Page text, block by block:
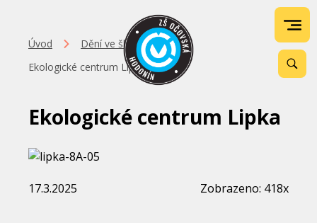
Úvod
Dění ve škole
Ekologické centrum Lipka
Ekologické centrum Lipka
17.3.2025 Zobrazeno: 418x